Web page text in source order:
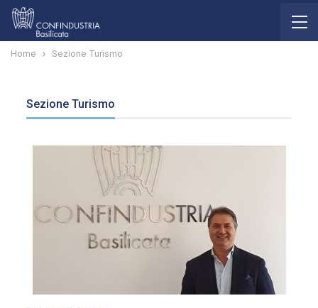
Home Sezione Turismo
Sezione Turismo